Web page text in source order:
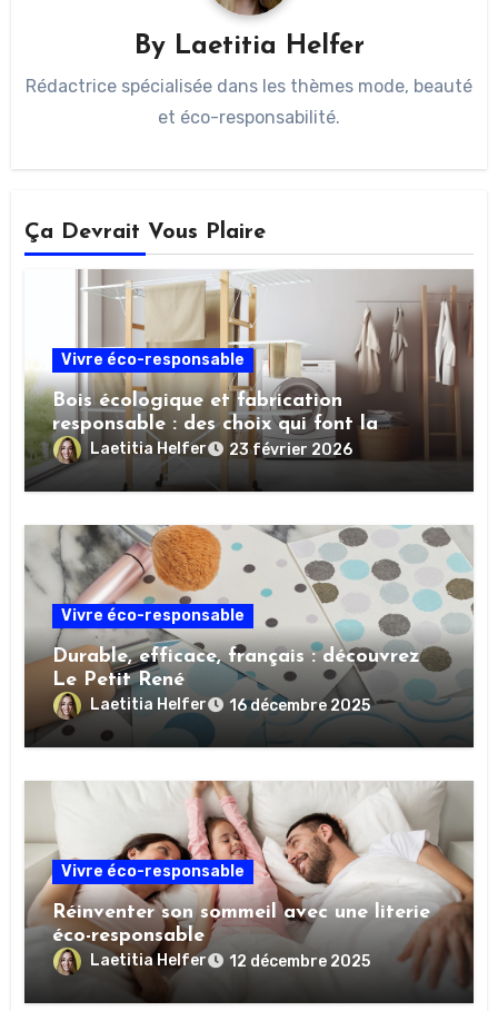
By Laetitia Helfer
Rédactrice spécialisée dans les thèmes mode, beauté
et éco-responsabilité.
Ça Devrait Vous Plaire
Vivre éco-responsable
Bois écologique et fabrication
responsable : des choix qui font la
différence
Laetitia Helfer 23 février 2026
Vivre éco-responsable
Durable, efficace, français : découvrez
Le Petit René
Laetitia Helfer 16 décembre 2025
Vivre éco-responsable
Réinventer son sommeil avec une literie
éco-responsable
Laetitia Helfer 12 décembre 2025